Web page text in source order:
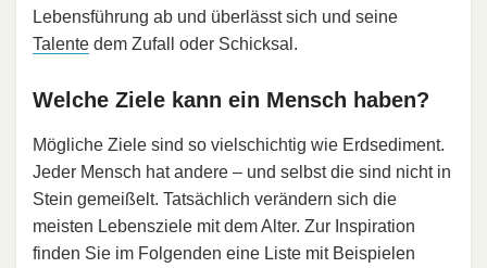
Lebensführung ab und überlässt sich und seine
Talente dem Zufall oder Schicksal.
Welche Ziele kann ein Mensch haben?
Mögliche Ziele sind so vielschichtig wie Erdsediment.
Jeder Mensch hat andere – und selbst die sind nicht in
Stein gemeißelt. Tatsächlich verändern sich die
meisten Lebensziele mit dem Alter. Zur Inspiration
finden Sie im Folgenden eine Liste mit Beispielen